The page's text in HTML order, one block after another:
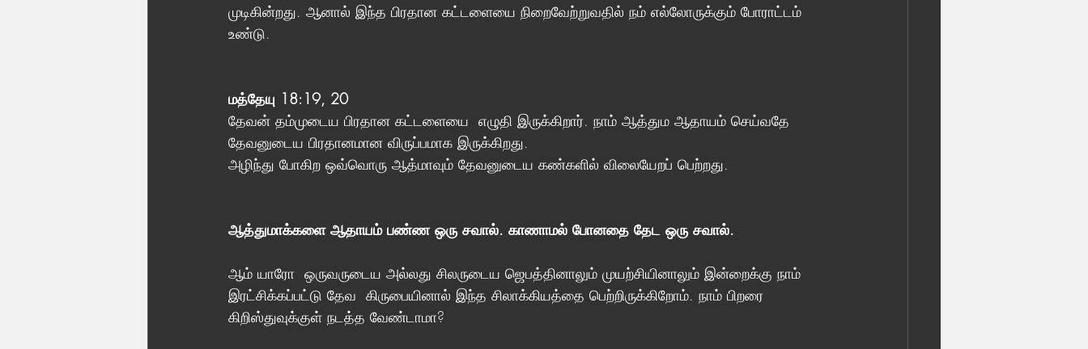
முடிகின்றது. ஆனால் இந்த பிரதான கட்டளையை நிறைவேற்றுவதில் நம் எல்லோருக்கும் போராட்டம்
உண்டு.
மத்தேயு 18:19, 20
தேவன் தம்முடைய பிரதான கட்டளையை  எழுதி இருக்கிறார். நாம் ஆத்தும ஆதாயம் செய்வதே
தேவனுடைய பிரதானமான விருப்பமாக இருக்கிறது.
அழிந்து போகிற ஒவ்வொரு ஆத்மாவும் தேவனுடைய கண்களில் விலையேறப் பெற்றது.
ஆத்துமாக்களை ஆதாயம் பண்ண ஒரு சவால். காணாமல் போனதை தேட ஒரு சவால்.
ஆம் யாரோ  ஒருவருடைய அல்லது சிலருடைய ஜெபத்தினாலும் முயற்சியினாலும் இன்றைக்கு நாம்
இரட்சிக்கப்பட்டு தேவ  கிருபையினால் இந்த சிலாக்கியத்தை பெற்றிருக்கிறோம். நாம் பிறரை
கிறிஸ்துவுக்குள் நடத்த வேண்டாமா?